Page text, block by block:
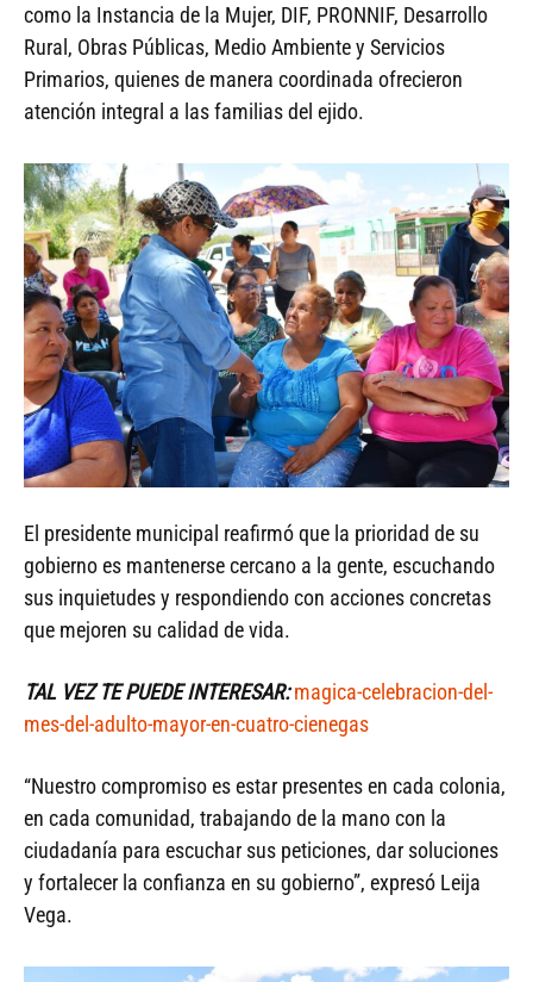
como la Instancia de la Mujer, DIF, PRONNIF, Desarrollo
Rural, Obras Públicas, Medio Ambiente y Servicios
Primarios, quienes de manera coordinada ofrecieron
atención integral a las familias del ejido.
El presidente municipal reafirmó que la prioridad de su
gobierno es mantenerse cercano a la gente, escuchando
sus inquietudes y respondiendo con acciones concretas
que mejoren su calidad de vida.
TAL VEZ TE PUEDE INTERESAR: magica-celebracion-del-
mes-del-adulto-mayor-en-cuatro-cienegas
“Nuestro compromiso es estar presentes en cada colonia,
en cada comunidad, trabajando de la mano con la
ciudadanía para escuchar sus peticiones, dar soluciones
y fortalecer la confianza en su gobierno”, expresó Leija
Vega.